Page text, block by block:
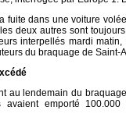
fuite dans une voiture
deux autres sont
interpellés mardi
du braquage de Saint-
au lendemain du
avaient emporté